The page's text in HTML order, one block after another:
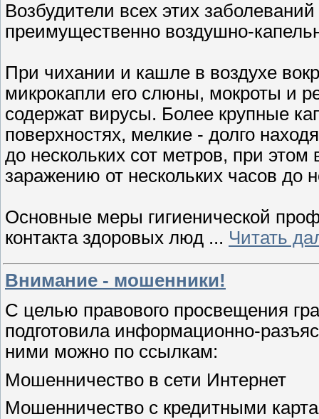
Возбудители всех этих
преимущественно воздушно-
При чихании и кашле в воздухе
микрокапли его слюны, мокроты и
содержат вирусы. Более крупные
поверхностях, мелкие - долго
до нескольких сот метров, при
заражению от нескольких часов до
Основные меры гигиенической
контакта здоровых люд ... Читать
Внимание - мошенники!
С целью правового просвещения
подготовила информационно-
ними можно по ссылкам:
Мошенничество в сети Интернет
Мошенничество c кредитными